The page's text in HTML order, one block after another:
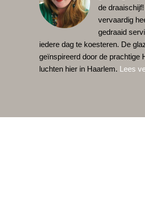
de draaischijf!
vervaardig
gedraaid
iedere dag te koesteren. De
geïnspireerd door de prachtige
luchten hier in Haarlem. Lees